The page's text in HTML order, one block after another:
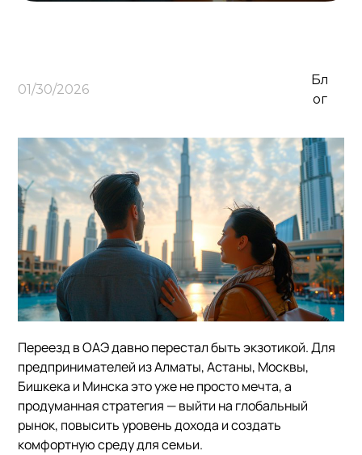
01/30/2026
Бл
ог
Переезд в ОАЭ давно перестал быть экзотикой. Для
предпринимателей из Алматы, Астаны, Москвы,
Бишкека и Минска это уже не просто мечта, а
продуманная стратегия — выйти на глобальный
рынок, повысить уровень дохода и создать
комфортную среду для семьи.